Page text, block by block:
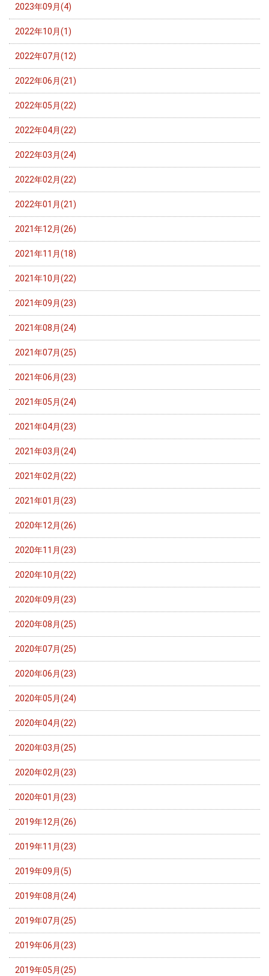
2023年09月(4)
2022年10月(1)
2022年07月(12)
2022年06月(21)
2022年05月(22)
2022年04月(22)
2022年03月(24)
2022年02月(22)
2022年01月(21)
2021年12月(26)
2021年11月(18)
2021年10月(22)
2021年09月(23)
2021年08月(24)
2021年07月(25)
2021年06月(23)
2021年05月(24)
2021年04月(23)
2021年03月(24)
2021年02月(22)
2021年01月(23)
2020年12月(26)
2020年11月(23)
2020年10月(22)
2020年09月(23)
2020年08月(25)
2020年07月(25)
2020年06月(23)
2020年05月(24)
2020年04月(22)
2020年03月(25)
2020年02月(23)
2020年01月(23)
2019年12月(26)
2019年11月(23)
2019年09月(5)
2019年08月(24)
2019年07月(25)
2019年06月(23)
2019年05月(25)